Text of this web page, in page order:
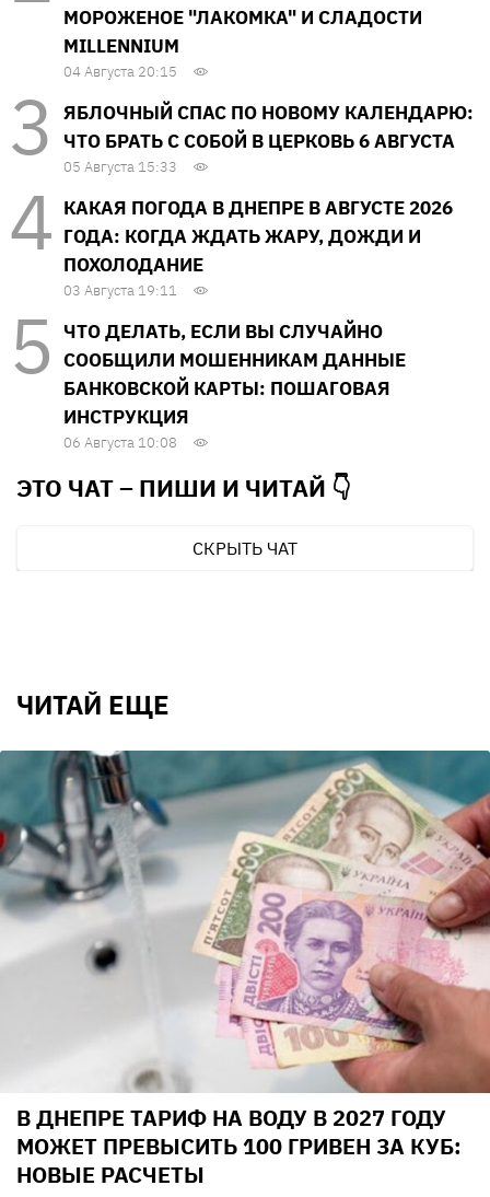
МОРОЖЕНОЕ "ЛАКОМКА" И СЛАДОСТИ
MILLENNIUM
04 Августа 20:15
ЯБЛОЧНЫЙ СПАС ПО НОВОМУ КАЛЕНДАРЮ:
ЧТО БРАТЬ С СОБОЙ В ЦЕРКОВЬ 6 АВГУСТА
05 Августа 15:33
КАКАЯ ПОГОДА В ДНЕПРЕ В АВГУСТЕ 2026
ГОДА: КОГДА ЖДАТЬ ЖАРУ, ДОЖДИ И
ПОХОЛОДАНИЕ
03 Августа 19:11
ЧТО ДЕЛАТЬ, ЕСЛИ ВЫ СЛУЧАЙНО
СООБЩИЛИ МОШЕННИКАМ ДАННЫЕ
БАНКОВСКОЙ КАРТЫ: ПОШАГОВАЯ
ИНСТРУКЦИЯ
06 Августа 10:08
ЭТО ЧАТ – ПИШИ И ЧИТАЙ 👇
СКРЫТЬ ЧАТ
ЧИТАЙ ЕЩЕ
В ДНЕПРЕ ТАРИФ НА ВОДУ В 2027 ГОДУ
МОЖЕТ ПРЕВЫСИТЬ 100 ГРИВЕН ЗА КУБ:
НОВЫЕ РАСЧЕТЫ